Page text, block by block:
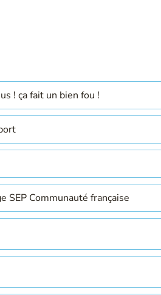
! ça fait un bien fou !
SEP Communauté française
plugin: wplink